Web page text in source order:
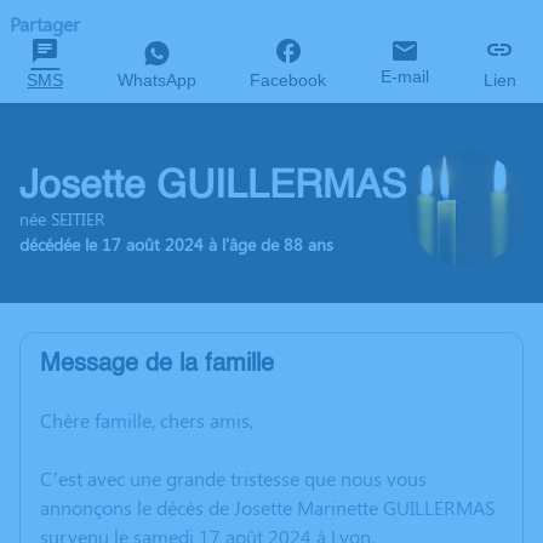
Partager
SMS WhatsApp Facebook E-mail Lien
Josette GUILLERMAS
née SEITIER
décédée le 17 août 2024 à l'âge de 88 ans
Message de la famille
Chère famille, chers amis,
C’est avec une grande tristesse que nous vous
annonçons le décès de Josette Marinette GUILLERMAS
survenu le samedi 17 août 2024 à Lyon.